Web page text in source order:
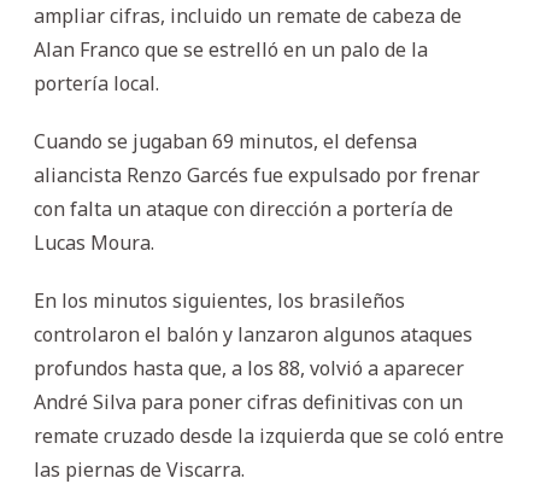
ampliar cifras, incluido un remate de cabeza de
Alan Franco que se estrelló en un palo de la
portería local.
Cuando se jugaban 69 minutos, el defensa
aliancista Renzo Garcés fue expulsado por frenar
con falta un ataque con dirección a portería de
Lucas Moura.
En los minutos siguientes, los brasileños
controlaron el balón y lanzaron algunos ataques
profundos hasta que, a los 88, volvió a aparecer
André Silva para poner cifras definitivas con un
remate cruzado desde la izquierda que se coló entre
las piernas de Viscarra.